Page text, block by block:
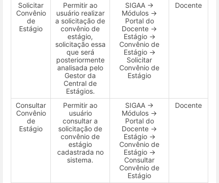
Solicitar
Convênio
de
Estágio
Permitir ao
usuário realizar
a solicitação de
convênio de
estágio,
solicitação essa
que será
posteriormente
analisada pelo
Gestor da
Central de
Estágios.
SIGAA →
Módulos →
Portal do
Docente →
Estágio →
Convênio de
Estágio →
Solicitar
Convênio de
Estágio
Docente
Consultar
Convênio
de
Estágio
Permitir ao
usuário
consultar a
solicitação de
convênio de
estágio
cadastrada no
sistema.
SIGAA →
Módulos →
Portal do
Docente →
Estágio →
Convênio de
Estágio →
Consultar
Convênio de
Estágio
Docente